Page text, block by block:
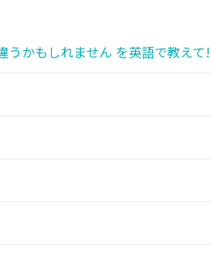
うかもしれません を英語で教えて!